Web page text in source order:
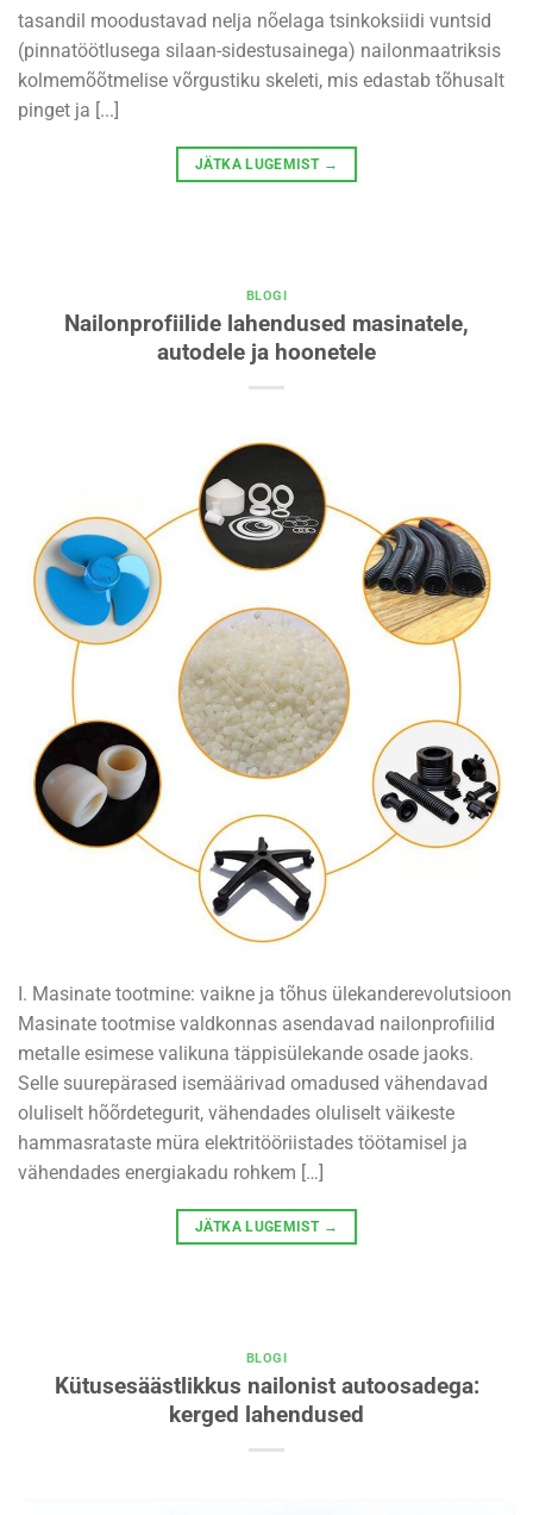
tasandil moodustavad nelja nõelaga tsinkoksiidi vuntsid
(pinnatöötlusega silaan-sidestusainega) nailonmaatriksis
kolmemõõtmelise võrgustiku skeleti, mis edastab tõhusalt
pinget ja [...]
JÄTKA LUGEMIST →
BLOGI
Nailonprofiilide lahendused masinatele,
autodele ja hoonetele
I. Masinate tootmine: vaikne ja tõhus ülekanderevolutsioon
Masinate tootmise valdkonnas asendavad nailonprofiilid
metalle esimese valikuna täppisülekande osade jaoks.
Selle suurepärased isemäärivad omadused vähendavad
oluliselt hõõrdetegurit, vähendades oluliselt väikeste
hammasrataste müra elektritööriistades töötamisel ja
vähendades energiakadu rohkem […]
JÄTKA LUGEMIST →
BLOGI
Kütusesäästlikkus nailonist autoosadega:
kerged lahendused